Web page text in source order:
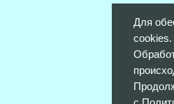
Для
cookies.